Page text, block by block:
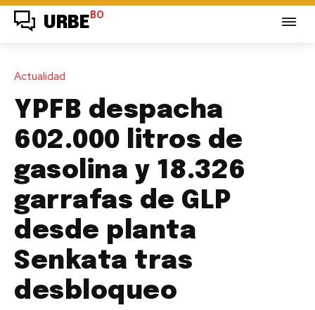
URBE BO
Actualidad
YPFB despacha
602.000 litros de
gasolina y 18.326
garrafas de GLP
desde planta
Senkata tras
desbloqueo